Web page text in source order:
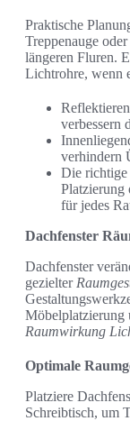
Praktische
Treppenauge
längeren Fluren.
Lichtrohre, wenn
verbessern
verhindern
Die richtige
Platzierung
für jedes
Dachfenster
Dachfenster
gezielter
Möbelplatzierung
Raumwirkung
Optimale
Platziere
Schreibtisch, um